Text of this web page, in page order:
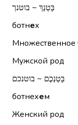
בָּטְנֵךְ ~ בוטנך
ботнех
Множественное
Мужской род
בָּטְנְכֶם ~ בוטנכם
ботнехем
Женский род